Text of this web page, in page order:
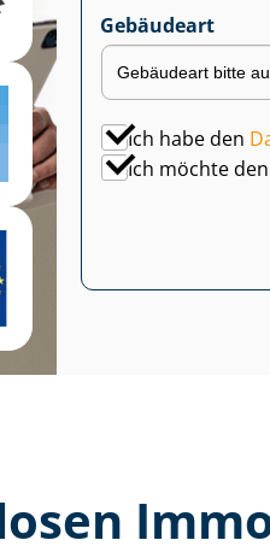
Gebäudeart
Ich habe den
Ich möchte